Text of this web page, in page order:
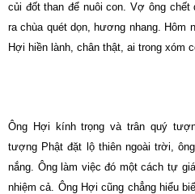
củi đốt than để nuôi con. Vợ ông chết
ra chùa quét dọn, hương nhang. Hôm
Hợi hiền lành, chân thật, ai trong xóm
Ông Hợi kính trọng và trân quý
tượng Phật đặt lộ thiên ngoài trời,
nắng. Ông làm việc đó một cách tự
nhiệm cả. Ông Hợi cũng chẳng hiểu